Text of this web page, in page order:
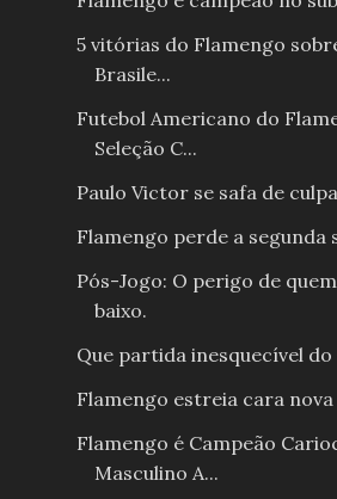
5 vitórias do Flamengo
Brasile...
Futebol Americano do
Seleção C...
Paulo Victor se safa de
Flamengo perde a segunda
Pós-Jogo: O perigo de
baixo.
Que partida inesquecível
Flamengo estreia cara
Flamengo é Campeão
Masculino A...